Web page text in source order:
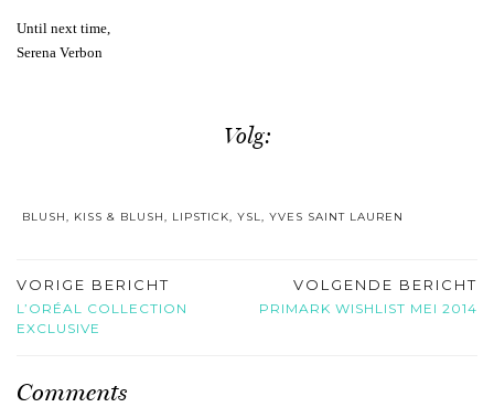
Until next time,
Serena Verbon
Volg:
BLUSH, KISS & BLUSH, LIPSTICK, YSL, YVES SAINT LAUREN
VORIGE BERICHT
L’ORÉAL COLLECTION
EXCLUSIVE
VOLGENDE BERICHT
PRIMARK WISHLIST MEI 2014
Comments